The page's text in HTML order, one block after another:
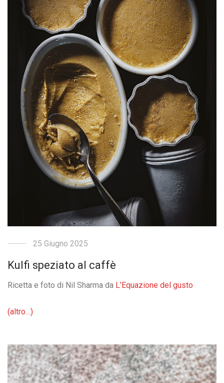
25 Giugno 2025
Kulfi speziato al caffè
Ricetta e foto di Nil Sharma da L’Equazione del gusto
(altro…)